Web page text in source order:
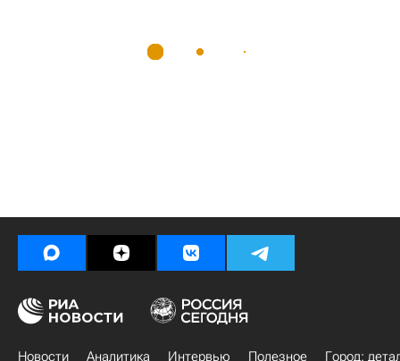
Новости Аналитика Интервью Полезное
Город: